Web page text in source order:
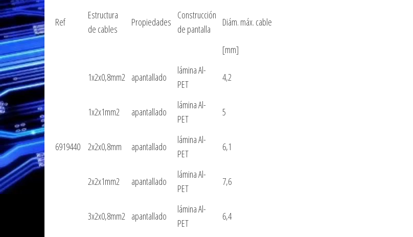
Ref
Estructura
de cables
Propiedades
Construcción
de pantalla
Diám. máx. cable
[mm]
1x2x0,8mm2 apantallado
lámina Al-
PET
4,2
1x2x1mm2 apantallado
lámina Al-
PET
5
6919440 2x2x0,8mm apantallado
lámina Al-
PET
6,1
2x2x1mm2 apantallado
lámina Al-
PET
7,6
3x2x0,8mm2 apantallado
lámina Al-
PET
6,4